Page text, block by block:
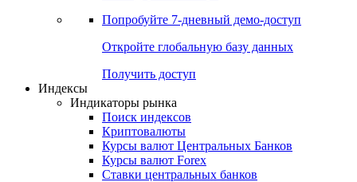
Попробуйте 7-дневный демо-доступ
Откройте глобальную базу данных
Получить доступ
Индексы
Индикаторы рынка
Поиск индексов
Криптовалюты
Курсы валют Центральных Банков
Курсы валют Forex
Ставки центральных банков